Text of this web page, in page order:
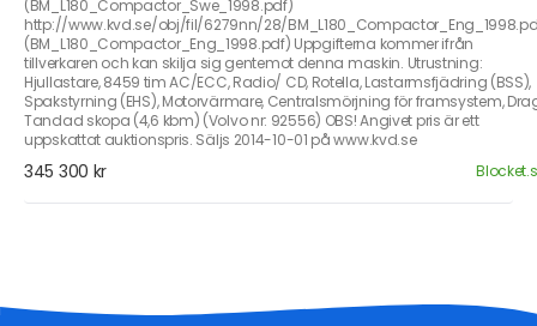
(BM_L180_Compactor_Swe_1998.pdf)
http://www.kvd.se/obj/fil/6279nn/28/
(BM_L180_Compactor_Eng_1998.pdf) Uppgifterna kommer ifrån
tillverkaren och kan skilja sig gentemot denna maskin. Utrustning:
Hjullastare, 8459 tim AC/ECC, Radio/ CD, Rotella, Lastarmsfjädring (BSS),
Spakstyrning (EHS), Motorvärmare, Centralsmörjning för framsystem,
Tandad skopa (4,6 kbm) (Volvo nr: 92556) OBS! Angivet pris är ett
uppskattat auktionspris. Säljs 2014-10-01 på www.kvd.se
345 300 kr